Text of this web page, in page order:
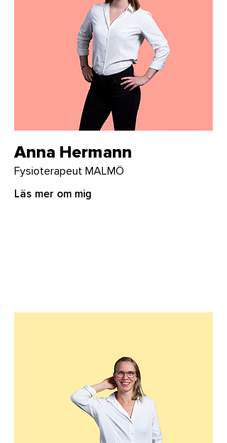
Anna Hermann
Fysioterapeut MALMÖ
Läs mer om mig